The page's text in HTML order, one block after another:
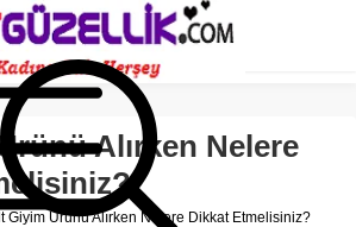
Alırken Nelere
Giyim Ürünü Alırken Nelere Dikkat Etmelisiniz?